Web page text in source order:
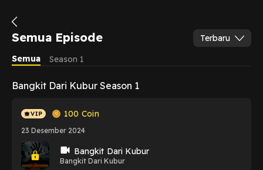
Semua Episode
Terbaru
Semua
Season 1
Bangkit Dari Kubur Season 1
100 Coin
23 Desember 2024
Bangkit Dari Kubur
Bangkit Dari Kubur